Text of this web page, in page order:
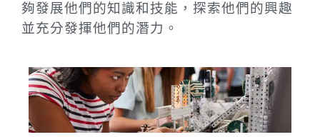
夠發展他們的知識和技能，探索他們的興趣
並充分發揮他們的潛力。